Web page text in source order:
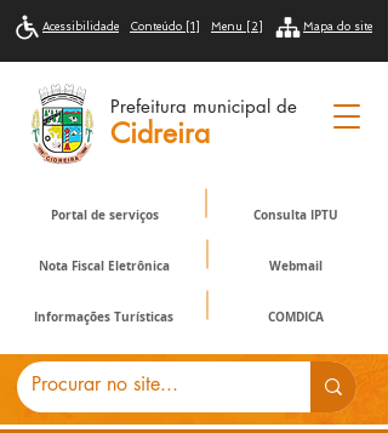
Portal de serviços Consulta IPTU
Nota Fiscal Eletrônica
Informações Turísticas COMDICA
Webmail
Acessibilidade Conteúdo [1] Menu [2] Mapa do site
Prefeitura municipal de
Cidreira